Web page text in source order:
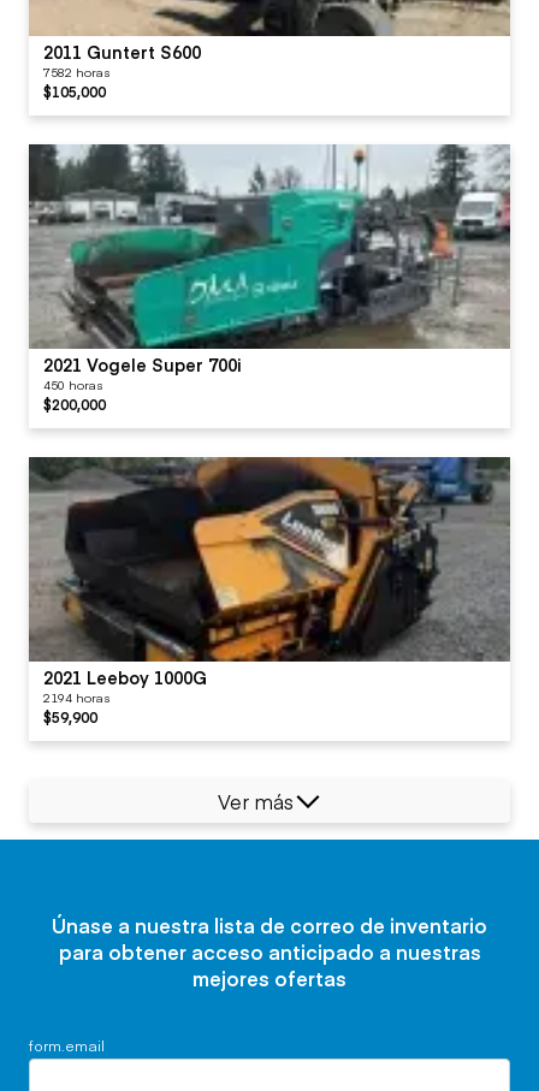
2011 Guntert S600
7582 horas
$105,000
2021 Vogele Super 700i
450 horas
$200,000
2021 Leeboy 1000G
2194 horas
$59,900
Ver más
Únase a nuestra lista de correo de inventario
para obtener acceso anticipado a nuestras
mejores ofertas
form.email